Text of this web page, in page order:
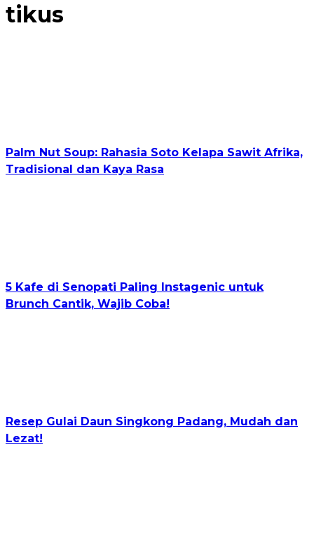
tikus
Palm Nut Soup: Rahasia Soto Kelapa Sawit Afrika,
Tradisional dan Kaya Rasa
5 Kafe di Senopati Paling Instagenic untuk
Brunch Cantik, Wajib Coba!
Resep Gulai Daun Singkong Padang, Mudah dan
Lezat!